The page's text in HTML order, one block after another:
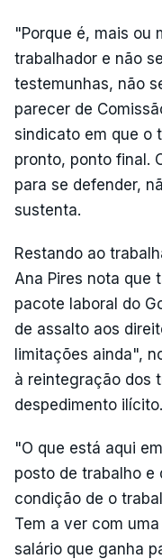
"Porque é, mais ou
trabalhador e não
testemunhas, não
parecer de
sindicato em que o
pronto, ponto final.
para se defender,
sustenta.
Restando ao
Ana Pires nota que
pacote laboral do
de assalto aos
limitações ainda",
à reintegração dos
despedimento ilícito.
"O que está aqui
posto de trabalho e
condição de o
Tem a ver com
salário que ganha